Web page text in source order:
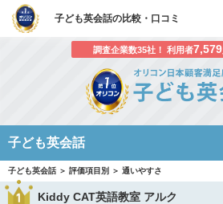
子ども英会話の比較・口コミ
調査企業数35社！ 利用者7,579
子ども英会話
子ども英会話 ＞ 評価項目別 ＞ 通いやすさ
Kiddy CAT英語教室 アルク